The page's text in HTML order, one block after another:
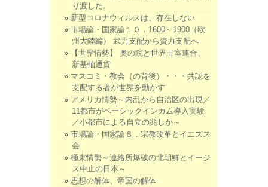
り渡した。
新型コロナウィルスは、存在しない
市場論・国家論１０．1600～1900（欧
州大陸編） 武力支配から資力支配へ
【世界情勢】 奥の院と世界王室連合、
新基軸通貨
マスコミ・教会（の背後）・・・共認を
支配する者が世界を動かす
アメリカ情勢～内乱から自治区の出現／
11都市がベーシックインカム導入実験
／小都市による自立の兆しか～
市場論・国家論８．宗教改革とイエズス
会
極東情勢～連絡所爆破の北朝鮮とイージ
ス中止の日本～
思想の解体、帝国の解体